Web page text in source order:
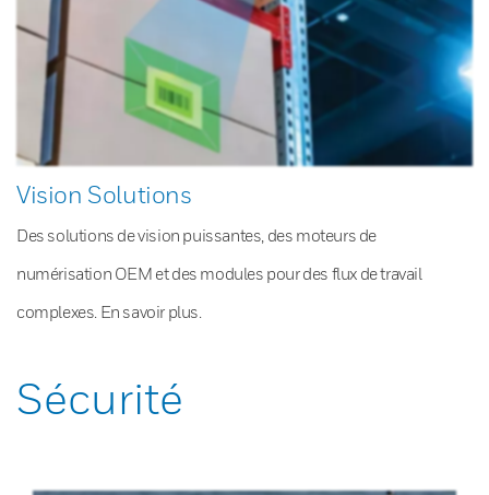
Vision Solutions
Des solutions de vision puissantes, des moteurs de
numérisation OEM et des modules pour des flux de travail
complexes. En savoir plus.
Sécurité